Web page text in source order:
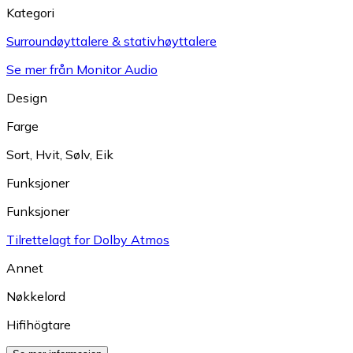
Kategori
Surroundøyttalere & stativhøyttalere
Se mer från Monitor Audio
Design
Farge
Sort, Hvit, Sølv, Eik
Funksjoner
Funksjoner
Tilrettelagt for Dolby Atmos
Annet
Nøkkelord
Hifihögtare